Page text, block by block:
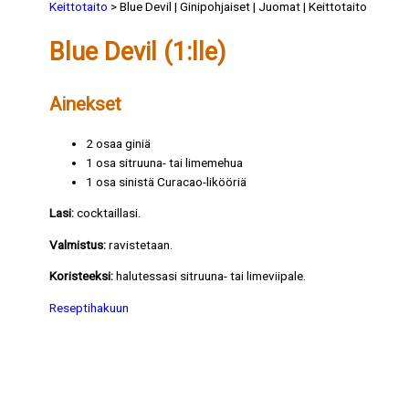
Keittotaito > Blue Devil | Ginipohjaiset | Juomat | Keittotaito
Blue Devil (1:lle)
Ainekset
2 osaa giniä
1 osa sitruuna- tai limemehua
1 osa sinistä Curacao-likööriä
Lasi:cocktaillasi.
Valmistus:ravistetaan.
Koristeeksi:halutessasi sitruuna- tai limeviipale.
Reseptihakuun